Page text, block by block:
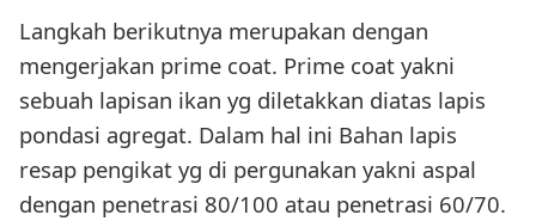
Langkah berikutnya merupakan dengan
mengerjakan prime coat. Prime coat yakni
sebuah lapisan ikan yg diletakkan diatas lapis
pondasi agregat. Dalam hal ini Bahan lapis
resap pengikat yg di pergunakan yakni aspal
dengan penetrasi 80/100 atau penetrasi 60/70.